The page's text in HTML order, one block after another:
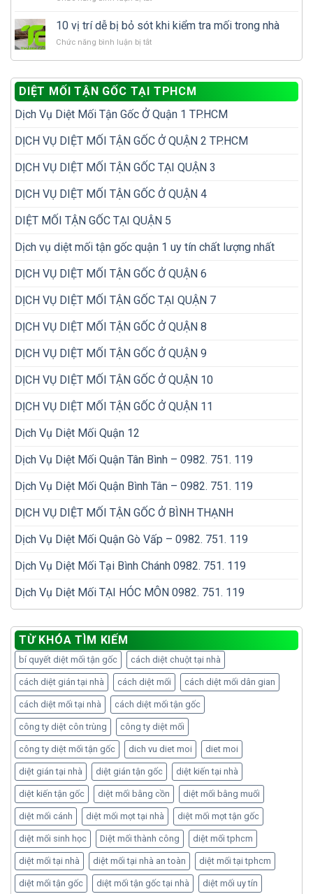
diệt
mối?
phải
đã
mối?
gì
tránh
xử
mối
để
không
diệt
diệt
nhiều
10 vị trí dễ bị bỏ sót khi kiểm tra mối trong nhà
Chức năng bình luận bị tắtở
trí
dễ
bị
bỏ
khi
mối
nhà
DIỆT MỐI TẬN GỐC TẠI TPHCM
Dịch Vụ Diệt Mối Tận Gốc Ở Quận 1 TP.HCM
DỊCH VỤ DIỆT MỐI TẬN GỐC Ở QUẬN 2 TP.HCM
DỊCH VỤ DIỆT MỐI TẬN GỐC TẠI QUẬN 3
DỊCH VỤ DIỆT MỐI TẬN GỐC Ở QUẬN 4
DIỆT MỐI TẬN GỐC TẠI QUẬN 5
Dịch vụ diệt mối tận gốc quận 1 uy tín chất lượng nhất
DỊCH VỤ DIỆT MỐI TẬN GỐC Ở QUẬN 6
DỊCH VỤ DIỆT MỐI TẬN GỐC TẠI QUẬN 7
DỊCH VỤ DIỆT MỐI TẬN GỐC Ở QUẬN 8
DỊCH VỤ DIỆT MỐI TẬN GỐC Ở QUẬN 9
DỊCH VỤ DIỆT MỐI TẬN GỐC Ở QUẬN 10
DỊCH VỤ DIỆT MỐI TẬN GỐC Ở QUẬN 11
Dịch Vụ Diệt Mối Quận 12
Dịch Vụ Diệt Mối Quận Tân Bình – 0982. 751. 119
Dịch Vụ Diệt Mối Quận Bình Tân – 0982. 751. 119
DỊCH VỤ DIỆT MỐI TẬN GỐC Ở BÌNH THẠNH
Dịch Vụ Diệt Mối Quận Gò Vấp – 0982. 751. 119
Dịch Vụ Diệt Mối Tại Bình Chánh 0982. 751. 119
Dịch Vụ Diệt Mối TẠI HÓC MÔN 0982. 751. 119
TỪ KHÓA TÌM KIẾM
bí quyết diệt mối tận gốc cách diệt chuột tại nhà
cách diệt gián tại nhà cách diệt mối cách diệt mối dân gian
cách diệt mối tại nhà cách diệt mối tận gốc
công ty diệt côn trùng công ty diệt mối
công ty diệt mối tận gốc dich vu diet moi diet moi
diệt gián tại nhà diệt gián tận gốc diệt kiến tại nhà
diệt kiến tận gốc diệt mối bằng cồn diệt mối bằng muối
diệt mối cánh diệt mối mọt tại nhà diệt mối mọt tận gốc
diệt mối sinh học Diệt mối thành công diệt mối tphcm
diệt mối tại nhà diệt mối tại nhà an toàn diệt mối tại tphcm
diệt mối tận gốc diệt mối tận gốc tại nhà diệt mối uy tín